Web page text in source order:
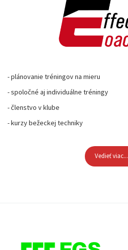
- plánovanie tréningov na mieru
- spoločné aj individuálne tréningy
- členstvo v klube
- kurzy bežeckej techniky
Vedieť viac...